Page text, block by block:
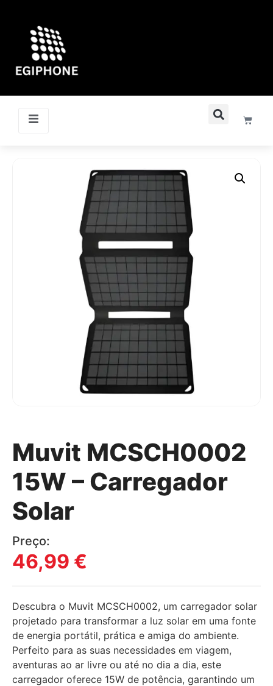
Muvit MCSCH0002
15W – Carregador
Solar
Preço:
46,99 €
Descubra o Muvit MCSCH0002, um carregador solar
projetado para transformar a luz solar em uma fonte
de energia portátil, prática e amiga do ambiente.
Perfeito para as suas necessidades em viagem,
aventuras ao ar livre ou até no dia a dia, este
carregador oferece 15W de potência, garantindo um